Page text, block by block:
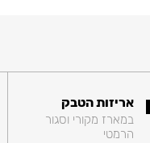
אריזות הטבק
במארז מקורי וסגור
הרמטי